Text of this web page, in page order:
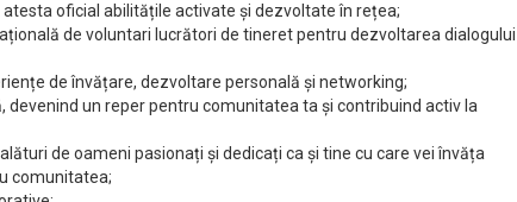
oficial abilitățile activate și dezvoltate în rețea;
de voluntari lucrători de tineret pentru dezvoltarea dialogului
de învățare, dezvoltare personală și networking;
un reper pentru comunitatea ta și contribuind activ la
de oameni pasionați și dedicați ca și tine cu care vei învăța
comunitatea;